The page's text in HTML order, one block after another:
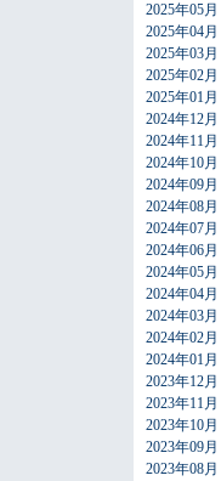
2025年05月
2025年04月
2025年03月
2025年02月
2025年01月
2024年12月
2024年11月
2024年10月
2024年09月
2024年08月
2024年07月
2024年06月
2024年05月
2024年04月
2024年03月
2024年02月
2024年01月
2023年12月
2023年11月
2023年10月
2023年09月
2023年08月